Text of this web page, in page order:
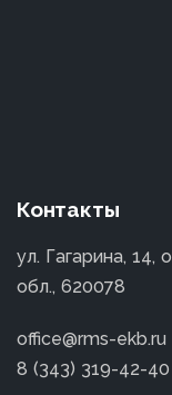
Контакты
ул. Гагарина, 14,
обл., 620078
office@rms-ekb.ru
8 (343) 319-42-40